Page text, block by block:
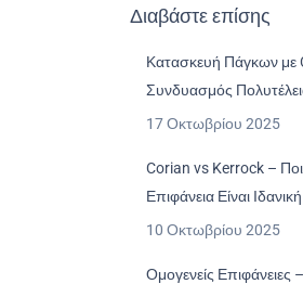
Διαβάστε επίσης
Κατασκευή Πάγκων με
Συνδυασμός
17 Οκτωβρίου 2025
Corian vs Kerrock –
Επιφάνεια Είναι
10 Οκτωβρίου 2025
Ομογενείς